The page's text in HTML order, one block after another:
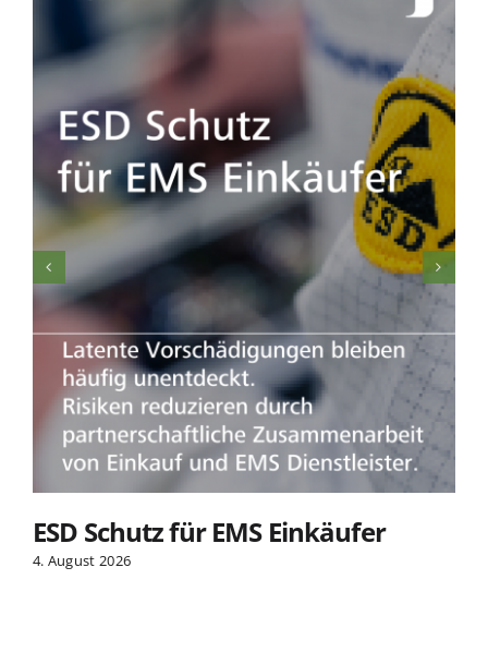
ESD Schutz für EMS Einkäufer
4. August 2026